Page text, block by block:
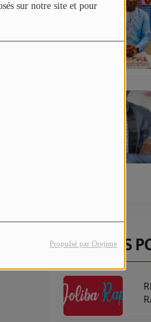
sur notre site et pour
Propulsé par Orejime
DERNIERS